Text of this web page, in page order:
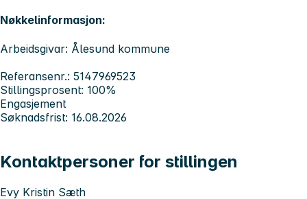
Nøkkelinformasjon:
Arbeidsgivar: Ålesund kommune
Referansenr.: 5147969523
Stillingsprosent: 100%
Engasjement
Søknadsfrist: 16.08.2026
Kontaktpersoner for stillingen
Evy Kristin Sæth